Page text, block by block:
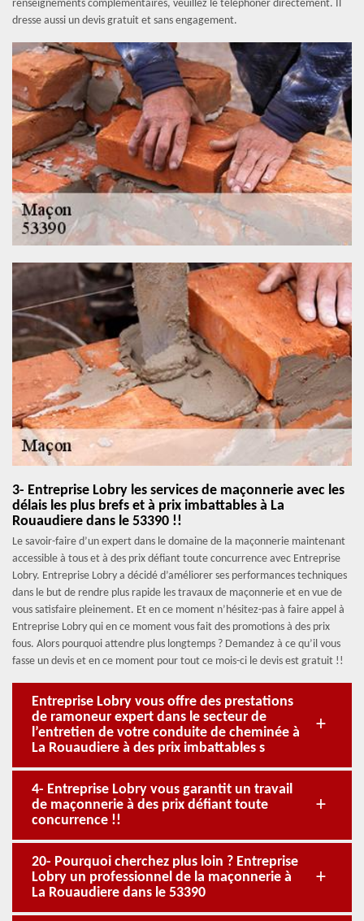
renseignements complémentaires, veuillez le téléphoner directement. Il
dresse aussi un devis gratuit et sans engagement.
3- Entreprise Lobry les services de maçonnerie avec les
délais les plus brefs et à prix imbattables à La
Rouaudiere dans le 53390 !!
Le savoir-faire d’un expert dans le domaine de la maçonnerie maintenant
accessible à tous et à des prix défiant toute concurrence avec Entreprise
Lobry. Entreprise Lobry a décidé d’améliorer ses performances techniques
dans le but de rendre plus rapide les travaux de maçonnerie et en vue de
vous satisfaire pleinement. Et en ce moment n’hésitez-pas à faire appel à
Entreprise Lobry qui en ce moment vous fait des promotions à des prix
fous. Alors pourquoi attendre plus longtemps ? Demandez à ce qu’il vous
fasse un devis et en ce moment pour tout ce mois-ci le devis est gratuit !!
Entreprise Lobry vous offre des prestations
de ramoneur expert dans le secteur de
l’entretien de votre conduite de cheminée à
La Rouaudiere à des prix imbattables s
4- Entreprise Lobry vous garantit un travail
de maçonnerie à des prix défiant toute
concurrence !!
20- Pourquoi cherchez plus loin ? Entreprise
Lobry un professionnel de la maçonnerie à
La Rouaudiere dans le 53390